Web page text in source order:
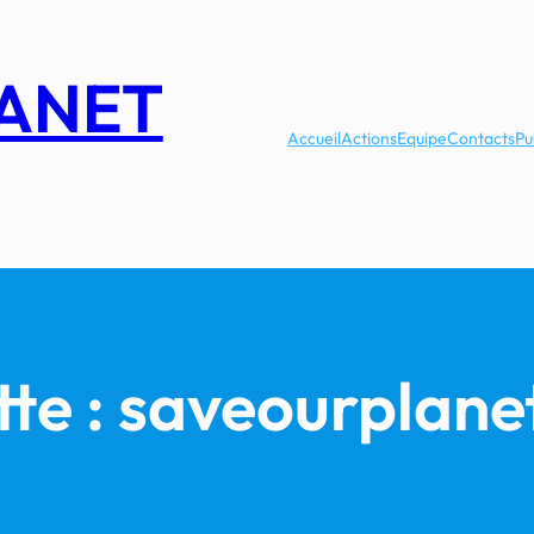
AccueilActionsEquipeContacts
: